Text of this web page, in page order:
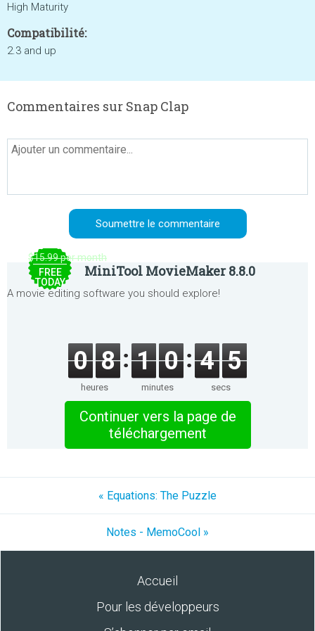
High Maturity
Compatibilité:
2.3 and up
Commentaires sur Snap Clap
$15.99 per month
FREE
TODAY
MiniTool MovieMaker 8.8.0
A movie editing software you should explore!
0 8
heures
1 0
minutes
4 5
secs
Continuer vers la page de
téléchargement
« Equations: The Puzzle
Notes - MemoCool »
Accueil
Pour les développeurs